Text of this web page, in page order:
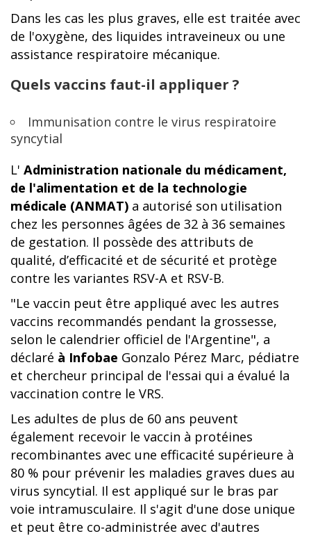
Dans les cas les plus graves, elle est traitée avec
de l'oxygène, des liquides intraveineux ou une
assistance respiratoire mécanique.
Quels vaccins faut-il appliquer ?
Immunisation contre le virus respiratoire
syncytial
L' Administration nationale du médicament,
de l'alimentation et de la technologie
médicale (ANMAT) a autorisé son utilisation
chez les personnes âgées de 32 à 36 semaines
de gestation. Il possède des attributs de
qualité, d’efficacité et de sécurité et protège
contre les variantes RSV-A et RSV-B.
"Le vaccin peut être appliqué avec les autres
vaccins recommandés pendant la grossesse,
selon le calendrier officiel de l'Argentine", a
déclaré à Infobae Gonzalo Pérez Marc, pédiatre
et chercheur principal de l'essai qui a évalué la
vaccination contre le VRS.
Les adultes de plus de 60 ans peuvent
également recevoir le vaccin à protéines
recombinantes avec une efficacité supérieure à
80 % pour prévenir les maladies graves dues au
virus syncytial. Il est appliqué sur le bras par
voie intramusculaire. Il s'agit d'une dose unique
et peut être co-administrée avec d'autres